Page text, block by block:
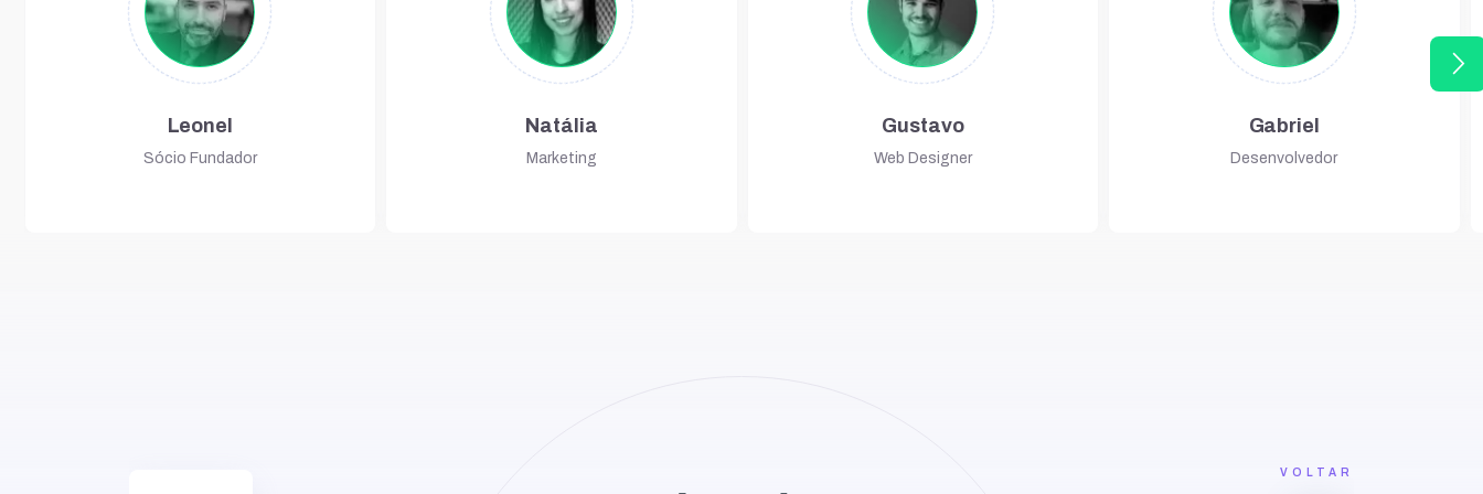
Leonel
Sócio Fundador
Natália
Marketing
Gustavo
Web Designer
Gabriel
Desenvolvedor
arrow_forward_ios
VOLTAR